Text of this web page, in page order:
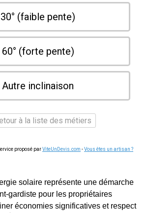
30° (faible pente)
60° (forte pente)
Autre inclinaison
à la liste des métiers
proposé parViteUnDevis.com -Vous êtes un artisan ?
solaire représente une démarche
gardiste pour les propriétaires
économies significatives et respect